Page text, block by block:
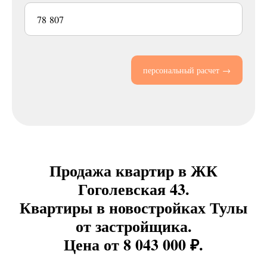
персональный расчет →
Продажа квартир в ЖК
Гоголевская 43.
Квартиры в новостройках Тулы
от застройщика.
Цена от 8 043 000 ₽.